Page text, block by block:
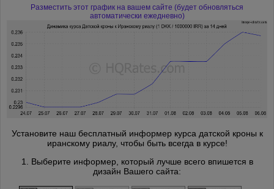
Разместить этот график на вашем сайте (будет обновляться
автоматически ежедневно)
Установите наш бесплатный информер курса датской кроны к
иранскому риалу, чтобы быть всегда в курсе!
1. Выберите информер, который лучше всего впишется в
дизайн Вашего сайта: